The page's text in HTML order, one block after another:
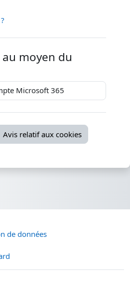
moyen du
Microsoft 365
Avis relatif aux cookies
de données